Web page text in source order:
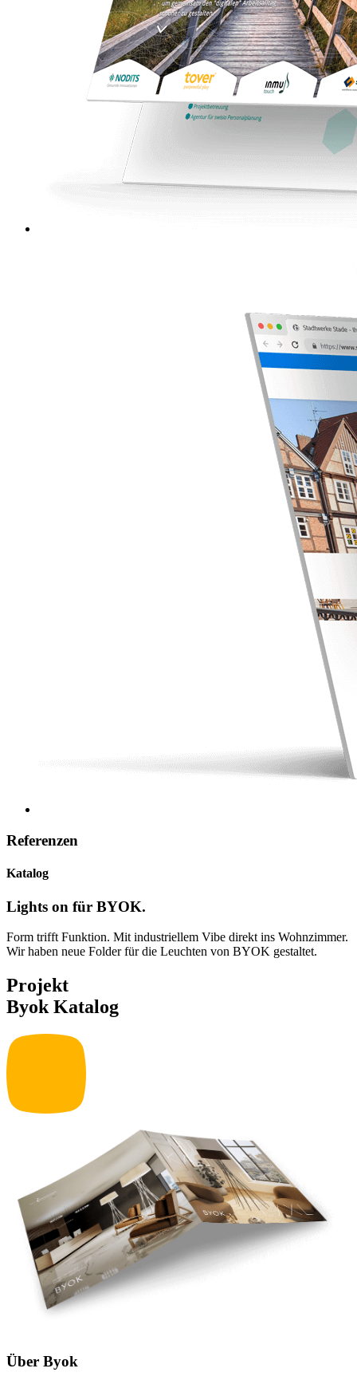
Referenzen
Katalog
Lights on für BYOK.
Form trifft Funktion. Mit industriellem Vibe direkt ins Wohnzimmer.
Wir haben neue Folder für die Leuchten von BYOK gestaltet.
Projekt
Byok Katalog
Über Byok